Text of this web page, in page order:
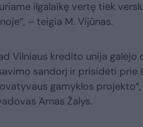
ilgalaikę vertę tiek
– teigia M. Vijūnas.
Vilniaus kredito unija galėjo
sandorį ir prisidėti prie
gamyklos
Arnas Žalys.